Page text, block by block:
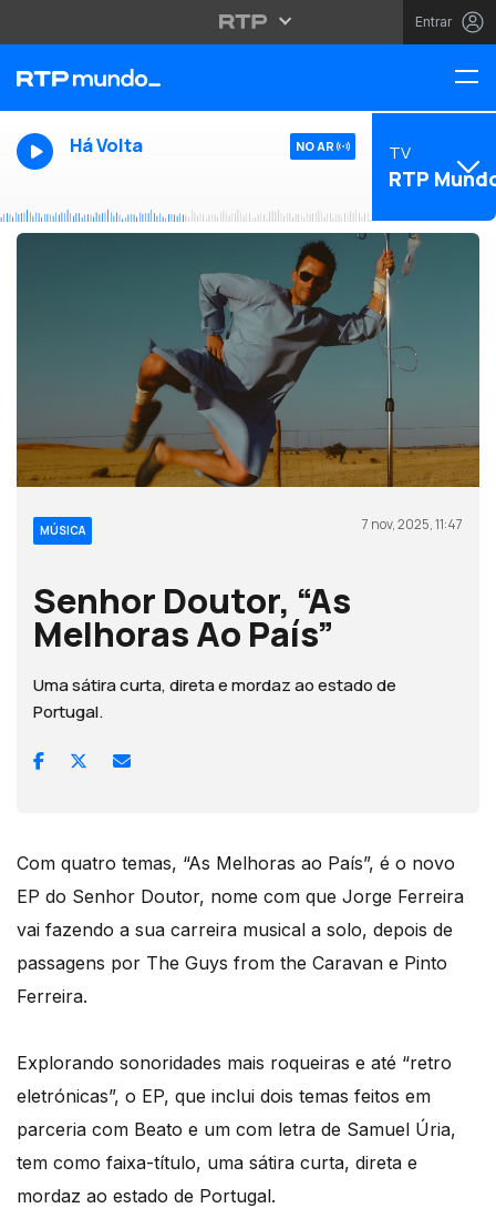
Entrar
Há Volta NO AR TV
RTP
MÚSICA 7 nov, 2025, 11:47
Senhor Doutor, “As
Melhoras Ao País”
Uma sátira curta, direta e mordaz ao estado de
Portugal.
Com quatro temas, “As Melhoras ao País”, é o novo
EP do Senhor Doutor, nome com que Jorge Ferreira
vai fazendo a sua carreira musical a solo, depois de
passagens por The Guys from the Caravan e Pinto
Ferreira.
Explorando sonoridades mais roqueiras e até “retro
eletrónicas”, o EP, que inclui dois temas feitos em
parceria com Beato e um com letra de Samuel Úria,
tem como faixa-título, uma sátira curta, direta e
mordaz ao estado de Portugal.